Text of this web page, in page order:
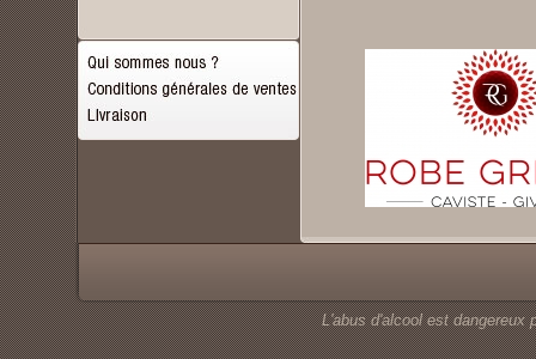
L'abus d'alcool est dangereux